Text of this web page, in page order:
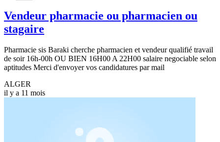
Vendeur pharmacie ou pharmacien ou
stagaire
Pharmacie sis Baraki cherche pharmacien et vendeur qualifié travail
de soir 16h-00h OU BIEN 16H00 A 22H00 salaire negociable selon
aptitudes Merci d'envoyer vos candidatures par mail
ALGER
il y a 11 mois